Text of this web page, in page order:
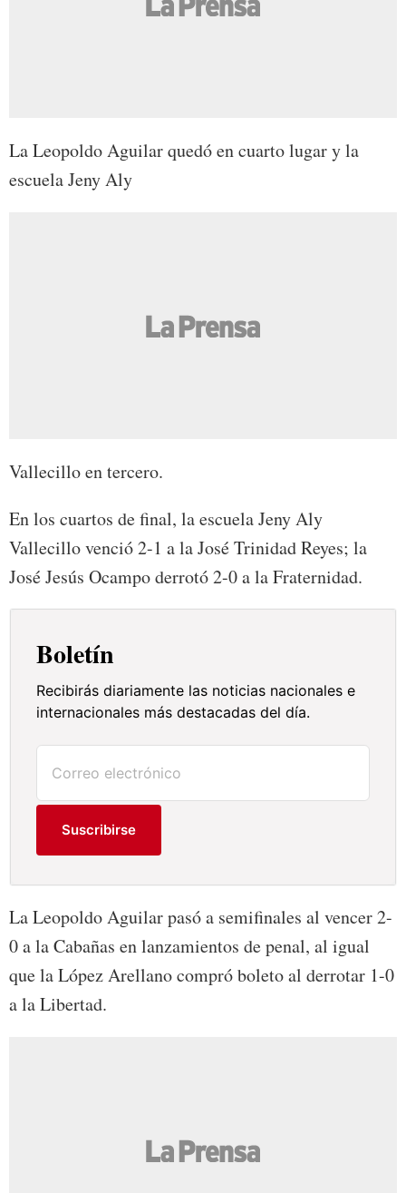
La Leopoldo Aguilar quedó en cuarto lugar y la
escuela Jeny Aly
Vallecillo en tercero.
En los cuartos de final, la escuela Jeny Aly
Vallecillo venció 2-1 a la José Trinidad Reyes; la
José Jesús Ocampo derrotó 2-0 a la Fraternidad.
Boletín
Recibirás diariamente las noticias nacionales e
internacionales más destacadas del día.
Suscribirse
La Leopoldo Aguilar pasó a semifinales al vencer 2-
0 a la Cabañas en lanzamientos de penal, al igual
que la López Arellano compró boleto al derrotar 1-0
a la Libertad.